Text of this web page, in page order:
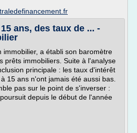
ans, des taux de ... -
immobilier, a établi son baromètre
prêts immobiliers. Suite à l'analyse
principale : les taux d'intérêt
15 ans n'ont jamais été aussi bas.
pas sur le point de s'inverser :
depuis le début de l'année